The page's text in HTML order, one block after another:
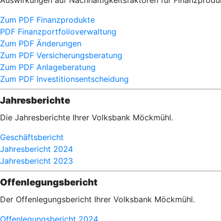
Zum PDF Finanzprodukte
PDF Finanzportfolioverwaltung
Zum PDF Änderungen
Zum PDF Versicherungsberatung
Zum PDF Anlageberatung
Zum PDF Investitionsentscheidung
Jahresberichte
Die Jahresberichte Ihrer Volksbank Möckmühl.
Geschäftsbericht
Jahresbericht 2024
Jahresbericht 2023
Offenlegungsbericht
Der Offenlegungsbericht Ihrer Volksbank Möckmühl.
Offenlegungsbericht 2024